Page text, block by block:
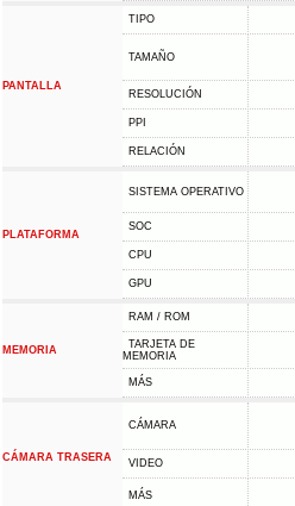
PANTALLA
TIPO
TAMAÑO
RESOLUCIÓN
PPI
RELACIÓN
PLATAFORMA
SISTEMA OPERATIVO
SOC
CPU
GPU
MEMORIA
RAM / ROM
TARJETA DE
MEMORIA
MÁS
CÁMARA TRASERA
CÁMARA
VIDEO
MÁS